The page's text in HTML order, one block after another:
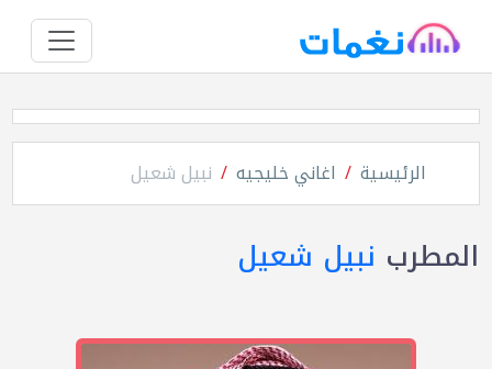
الرئيسية اغاني خليجيه نبيل شعيل
المطرب نبيل شعيل